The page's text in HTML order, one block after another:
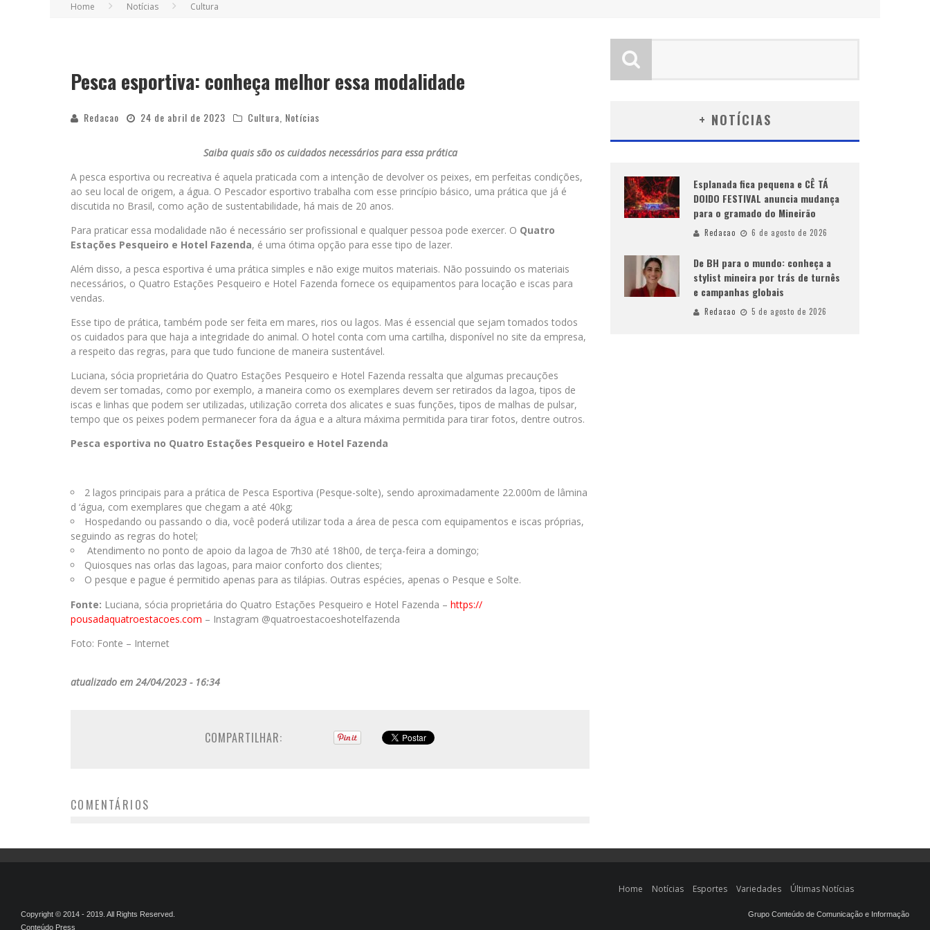
Home Notícias Cultura
Pesca esportiva: conheça melhor essa modalidade
Redacao 24 de abril de 2023 Cultura Notícias
Saiba quais são os cuidados necessários para essa prática
A pesca esportiva ou recreativa é aquela praticada com a intenção de devolver os peixes, em perfeitas condições,
ao seu local de origem, a água. O Pescador esportivo trabalha com esse princípio básico, uma prática que já é
discutida no Brasil, como ação de sustentabilidade, há mais de 20 anos.
Para praticar essa modalidade não é necessário ser profissional e qualquer pessoa pode exercer. O Quatro
Estações Pesqueiro e Hotel Fazenda, é uma ótima opção para esse tipo de lazer.
Além disso, a pesca esportiva é uma prática simples e não exige muitos materiais. Não possuindo os materiais
necessários, o Quatro Estações Pesqueiro e Hotel Fazenda fornece os equipamentos para locação e iscas para
vendas.
Esse tipo de prática, também pode ser feita em mares, rios ou lagos. Mas é essencial que sejam tomados todos
os cuidados para que haja a integridade do animal. O hotel conta com uma cartilha, disponível no site da empresa,
a respeito das regras, para que tudo funcione de maneira sustentável.
Luciana, sócia proprietária do Quatro Estações Pesqueiro e Hotel Fazenda ressalta que algumas precauções
devem ser tomadas, como por exemplo, a maneira como os exemplares devem ser retirados da lagoa, tipos de
iscas e linhas que podem ser utilizadas, utilização correta dos alicates e suas funções, tipos de malhas de pulsar,
tempo que os peixes podem permanecer fora da água e a altura máxima permitida para tirar fotos, dentre outros.
Pesca esportiva no Quatro Estações Pesqueiro e Hotel Fazenda
2 lagos principais para a prática de Pesca Esportiva (Pesque-solte), sendo aproximadamente 22.000m de lâmina
d ‘água, com exemplares que chegam a até 40kg;
Hospedando ou passando o dia, você poderá utilizar toda a área de pesca com equipamentos e iscas próprias,
seguindo as regras do hotel;
Atendimento no ponto de apoio da lagoa de 7h30 até 18h00, de terça-feira a domingo;
Quiosques nas orlas das lagoas, para maior conforto dos clientes;
O pesque e pague é permitido apenas para as tilápias. Outras espécies, apenas o Pesque e Solte.
Fonte: Luciana, sócia proprietária do Quatro Estações Pesqueiro e Hotel Fazenda – https://
pousadaquatroestacoes.com – Instagram @quatroestacoeshotelfazenda
Foto: Fonte – Internet
atualizado em 24/04/2023 - 16:34
COMPARTILHAR:
COMENTÁRIOS
+ NOTÍCIAS
Esplanada fica pequena e CÊ TÁ
DOIDO FESTIVAL anuncia mudança
para o gramado do Mineirão
Redacao 6 de agosto de 2026
De BH para o mundo: conheça a
stylist mineira por trás de turnês
e campanhas globais
Redacao 5 de agosto de 2026
Home Notícias Esportes Variedades Últimas Notícias
Copyright © 2014 - 2019. All Rights Reserved.
Conteúdo Press
Grupo Conteúdo de Comunicação e Informação